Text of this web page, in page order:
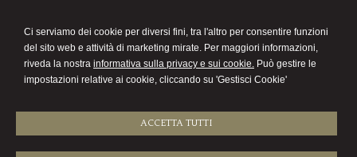
Ci serviamo dei cookie per diversi fini, tra l'altro per consentire funzioni
del sito web e attività di marketing mirate. Per maggiori informazioni,
riveda la nostra informativa sulla privacy e sui cookie. Può gestire le
impostazioni relative ai cookie, cliccando su 'Gestisci Cookie'
ACCETTA TUTTI
Studio Commercialista
Menu